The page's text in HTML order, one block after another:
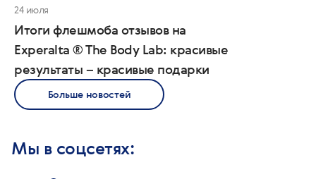
24 июля
Итоги флешмоба отзывов на
Experalta ® The Body Lab: красивые
результаты – красивые подарки
Больше новостей
Мы в соцсетях: